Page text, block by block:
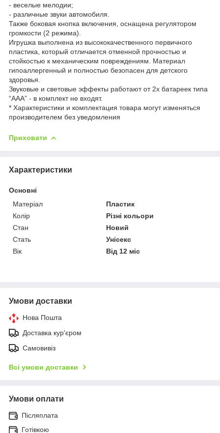
- веселые мелодии;
- различные звуки автомобиля.
Также боковая кнопка включения, оснащена регулятором
громкости (2 режима).
Игрушка выполнена из высококачественного первичного
пластика, который отличается отменной прочностью и
стойкостью к механическим повреждениям. Материал
гипоаллергенный и полностью безопасен для детского
здоровья.
Звуковые и световые эффекты работают от 2х батареек типа
“ААА” - в комплект не входят.
* Характеристики и комплектация товара могут изменяться
производителем без уведомления
Приховати
Характеристики
Основні
Матеріал
Пластик
Колір
Різні кольори
Стан
Новий
Стать
Унісекс
Вік
Від 12 міс
Умови доставки
Нова Пошта
Доставка кур'єром
Самовивіз
Всі умови доставки
Умови оплати
Післяплата
Готівкою